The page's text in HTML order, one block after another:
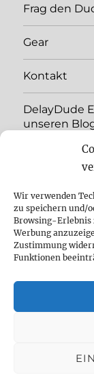
Wir verwenden
zu speichern und/
Browsing-Erlebnis
Werbung
Zustimmung
Funktionen
Frag den
Gear
Kontakt
DelayDude
unseren
YouTube
Instagram
Feed
Cookie